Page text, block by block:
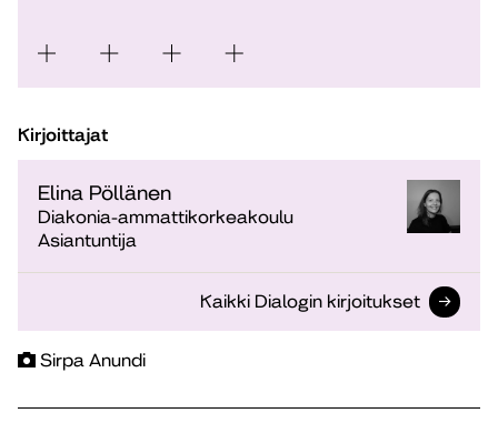
Kirjoittajat
Elina Pöllänen
Diakonia-ammattikorkeakoulu
Asiantuntija
Kaikki Dialogin kirjoitukset
Sirpa Anundi